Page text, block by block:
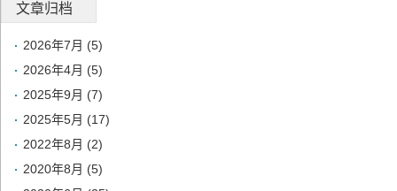
文章归档
2026年7月 (5)
2026年4月 (5)
2025年9月 (7)
2025年5月 (17)
2022年8月 (2)
2020年8月 (5)